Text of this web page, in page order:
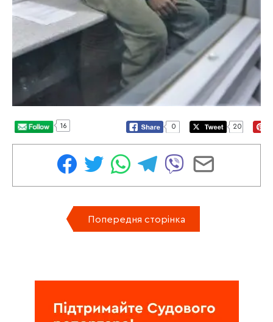
16 0 20
Попередня сторінка